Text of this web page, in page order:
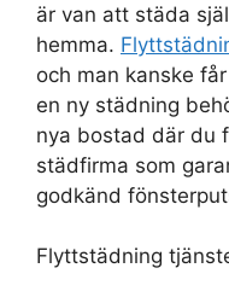
är van att städa
hemma.
och man kanske
en ny städning
nya bostad där du
städfirma som
godkänd
Flyttstädning